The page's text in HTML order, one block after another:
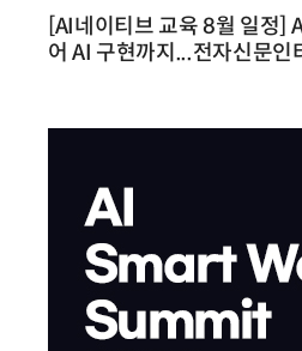
[AI네이티브 교육 8월 일정]
어 AI 구현까지...전자신문인